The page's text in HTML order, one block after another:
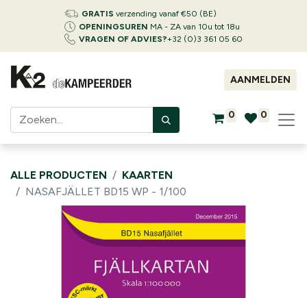
GRATIS verzending vanaf €50 (BE)
OPENINGSUREN MA - ZA van 10u tot 18u
VRAGEN OF ADVIES?+32 (0)3 361 05 60
AANMELDEN
0 0
ALLE PRODUCTEN
KAARTEN
NASAFJÄLLET BD15 WP - 1/100